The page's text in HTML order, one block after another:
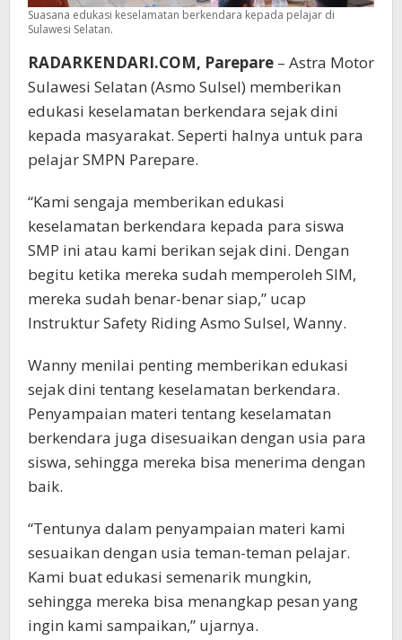
Suasana edukasi keselamatan berkendara kepada pelajar di
Sulawesi Selatan.
RADARKENDARI.COM, Parepare – Astra Motor
Sulawesi Selatan (Asmo Sulsel) memberikan
edukasi keselamatan berkendara sejak dini
kepada masyarakat. Seperti halnya untuk para
pelajar SMPN Parepare.
“Kami sengaja memberikan edukasi
keselamatan berkendara kepada para siswa
SMP ini atau kami berikan sejak dini. Dengan
begitu ketika mereka sudah memperoleh SIM,
mereka sudah benar-benar siap,” ucap
Instruktur Safety Riding Asmo Sulsel, Wanny.
Wanny menilai penting memberikan edukasi
sejak dini tentang keselamatan berkendara.
Penyampaian materi tentang keselamatan
berkendara juga disesuaikan dengan usia para
siswa, sehingga mereka bisa menerima dengan
baik.
“Tentunya dalam penyampaian materi kami
sesuaikan dengan usia teman-teman pelajar.
Kami buat edukasi semenarik mungkin,
sehingga mereka bisa menangkap pesan yang
ingin kami sampaikan,” ujarnya.